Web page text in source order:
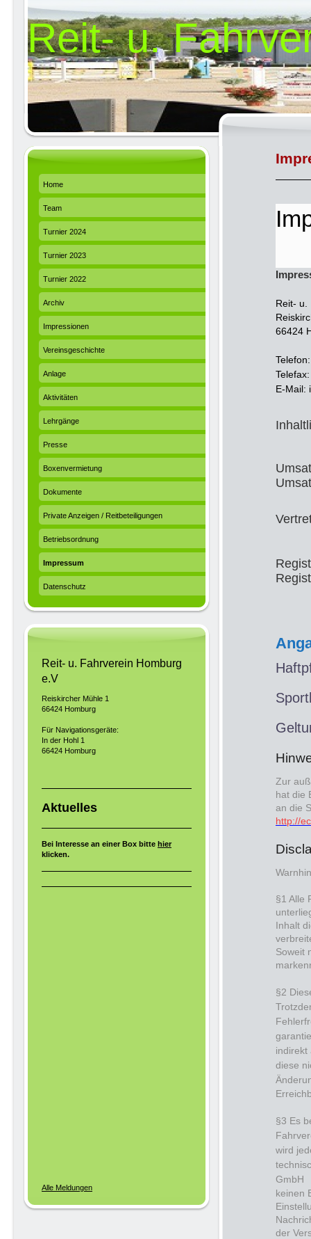
Reit- u.
Reit- u.
66424
Telefon:
Telefax:
E-Mail:
Zur
hat die
an die
http://
§1 Alle
Inhalt
Soweit
§2
indirekt
diese
§3 Es
wird
GmbH
keinen
der
Home
Team
Turnier 2024
Turnier 2023
Turnier 2022
Archiv
Impressionen
Vereinsgeschichte
Anlage
Aktivitäten
Lehrgänge
Presse
Boxenvermietung
Dokumente
Private Anzeigen / Reitbeteiligungen
Betriebsordnung
Impressum
Datenschutz
Reit- u. Fahrverein Homburg
e.V
Reiskircher Mühle 1
66424 Homburg
Für Navigationsgeräte:
In der Hohl 1
66424 Homburg
Aktuelles
Bei Interesse an einer Box bitte hier
klicken.
Alle Meldungen